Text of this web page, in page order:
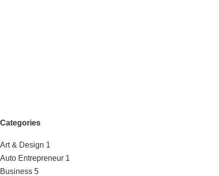
Categories
Art & Design 1
Auto Entrepreneur 1
Business 5